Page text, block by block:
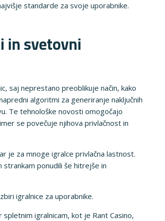
standarde za svoje uporabnike.
in svetovni
saj neprestano preoblikuje način, kako
algoritmi za generiranje naključnih
Te tehnološke novosti omogočajo
se povečuje njihova privlačnost in
je za mnoge igralce privlačna lastnost.
ponudili še hitrejše in
igralnice za uporabnike.
igralnicam, kot je Rant Casino,